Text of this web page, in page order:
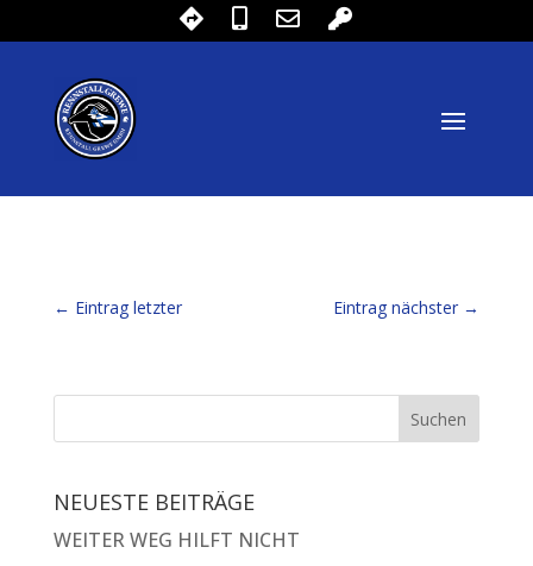
← Eintrag letzter Eintrag nächster →
NEUESTE BEITRÄGE
WEITER WEG HILFT NICHT